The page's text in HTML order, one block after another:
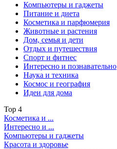
Компьютеры и гаджеты
Питание и диета
Косметика и парфюмерия
Животные и растения
Дом, семья и дети
Отдых и путешествия
Спорт и фитнес
Интересно и познавательно
Наука и техника
Космос и география
Идеи для дома
Top 4
Косметика и ...
Интересно и ...
Компьютеры и гаджеты
Красота и здоровье